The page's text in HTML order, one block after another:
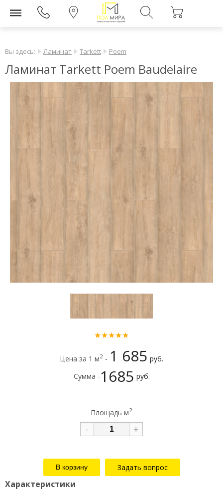
Вы здесь: Ламинат Tarkett Poem
Ламинат Tarkett Poem Baudelaire
★★★★★
Цена за 1 м2 - 1 685 руб.
Сумма -1685 руб.
Площадь м2
- +
Задать вопрос